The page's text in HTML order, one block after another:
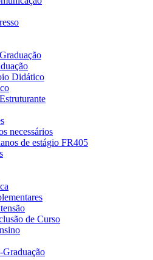
Didático
necessários
de estágio FR405
de Curso
Graduação